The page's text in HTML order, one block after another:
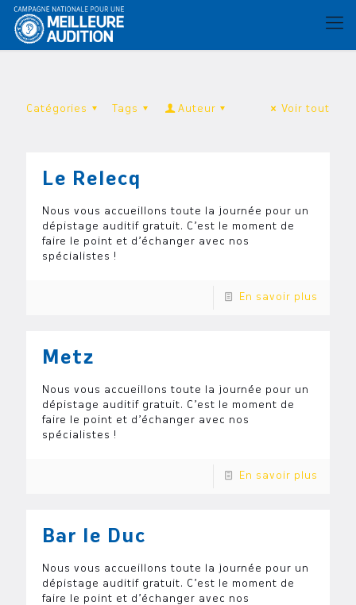
Catégories Tags Auteur Voir tout
Le Relecq
Nous vous accueillons toute la journée pour un
dépistage auditif gratuit. C’est le moment de
faire le point et d’échanger avec nos
spécialistes !
En savoir plus
Metz
Nous vous accueillons toute la journée pour un
dépistage auditif gratuit. C’est le moment de
faire le point et d’échanger avec nos
spécialistes !
En savoir plus
Bar le Duc
Nous vous accueillons toute la journée pour un
dépistage auditif gratuit. C’est le moment de
faire le point et d’échanger avec nos